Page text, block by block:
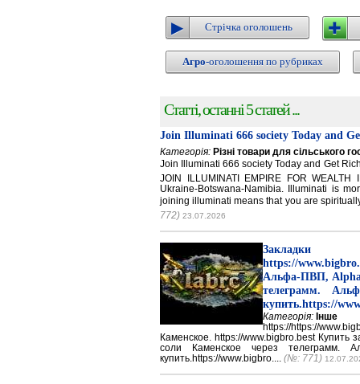
Стрічка оголошень
Агро-оголошення по рубриках
Статті, останні 5 статей ...
Join Illuminati 666 society Today and
Категорія: Різні товари для сільського
Join Illuminati 666 society Today and Get
JOIN ILLUMINATI EMPIRE FOR WEALTH
Ukraine-Botswana-Namibia. Illuminati is
joining illuminati means that you are
772) 23.07.2026
Закладки
https://
Альфа-ПВП, Alpha
телеграмм.
купить.https://
Категорія: Інше
https://https://
Каменское. https://www.bigbro.best Купить
соли Каменское через телеграмм.
купить.https://www.bigbro.... (№: 771)